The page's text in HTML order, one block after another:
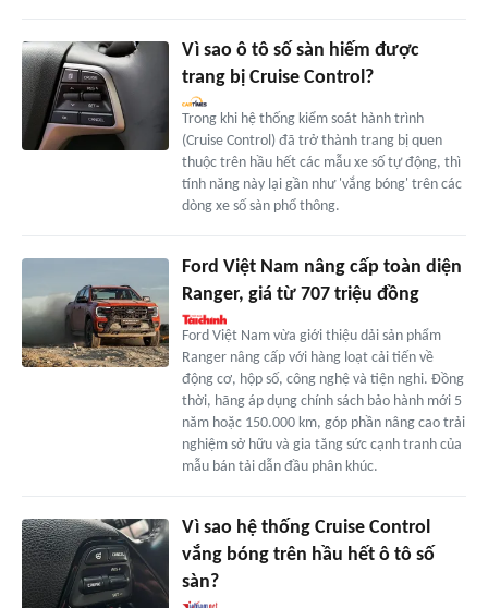
Vì sao ô tô số sàn hiếm được
trang bị Cruise Control?
Trong khi hệ thống kiểm soát hành trình
(Cruise Control) đã trở thành trang bị quen
thuộc trên hầu hết các mẫu xe số tự động, thì
tính năng này lại gần như 'vắng bóng' trên các
dòng xe số sàn phổ thông.
Ford Việt Nam nâng cấp toàn diện
Ranger, giá từ 707 triệu đồng
Ford Việt Nam vừa giới thiệu dải sản phẩm
Ranger nâng cấp với hàng loạt cải tiến về
động cơ, hộp số, công nghệ và tiện nghi. Đồng
thời, hãng áp dụng chính sách bảo hành mới 5
năm hoặc 150.000 km, góp phần nâng cao trải
nghiệm sở hữu và gia tăng sức cạnh tranh của
mẫu bán tải dẫn đầu phân khúc.
Vì sao hệ thống Cruise Control
vắng bóng trên hầu hết ô tô số
sàn?